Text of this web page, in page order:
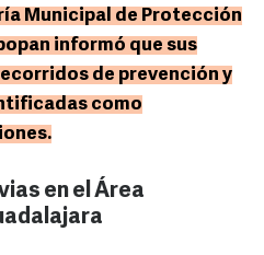
Municipal de Protección
informó que sus
de prevención y
como
en el Área